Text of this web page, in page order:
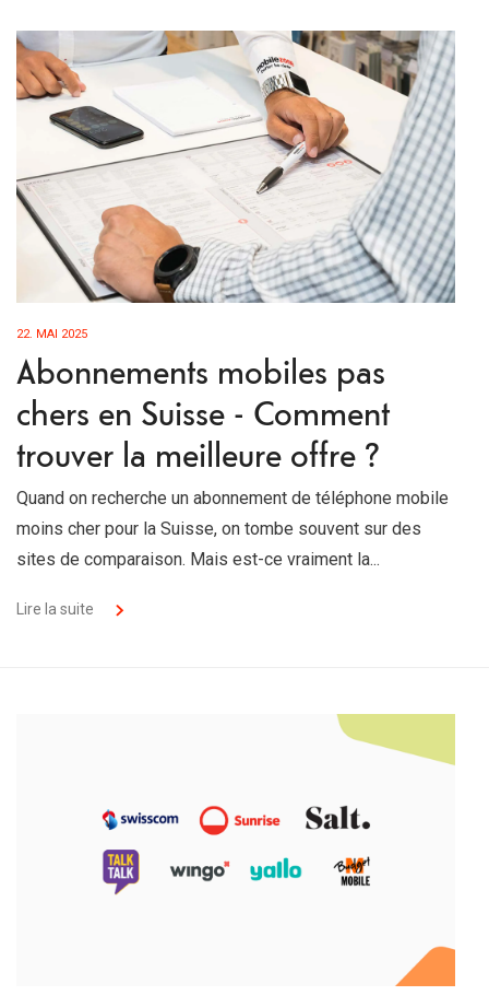
22. MAI 2025
Abonnements mobiles pas
chers en Suisse - Comment
trouver la meilleure offre ?
Quand on recherche un abonnement de téléphone mobile
moins cher pour la Suisse, on tombe souvent sur des
sites de comparaison. Mais est-ce vraiment la...
Lire la suite